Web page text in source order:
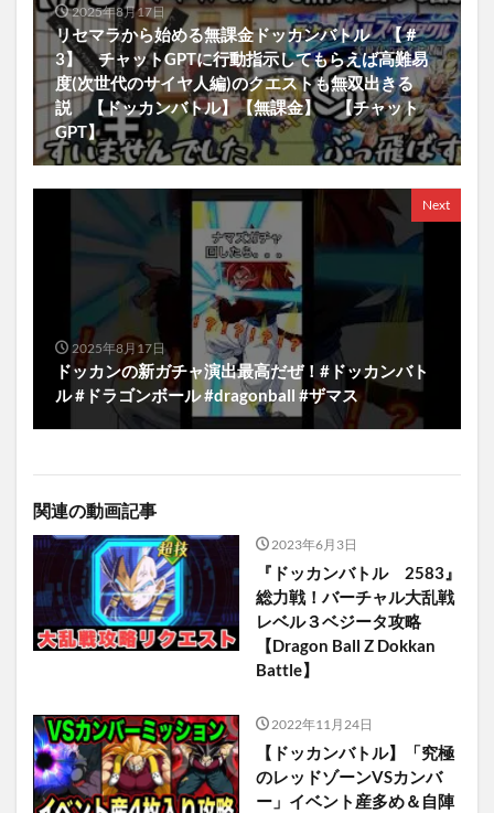
2025年8月17日
リセマラから始める無課金ドッカンバトル 【＃
3】 チャットGPTに行動指示してもらえば高難易
度(次世代のサイヤ人編)のクエストも無双出きる
説 【ドッカンバトル】【無課金】 【チャット
GPT】
Next
2025年8月17日
ドッカンの新ガチャ演出最高だぜ！#ドッカンバト
ル #ドラゴンボール #dragonball #ザマス
関連の動画記事
2023年6月3日
『ドッカンバトル 2583』
総力戦！バーチャル大乱戦
レベル３ベジータ攻略
【Dragon Ball Z Dokkan
Battle】
2022年11月24日
【ドッカンバトル】「究極
のレッドゾーンVSカンバ
ー」イベント産多め＆自陣